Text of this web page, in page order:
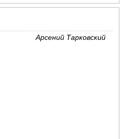
Арсений Тарковский